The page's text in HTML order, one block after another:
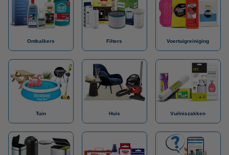
Ontkalkers Filters Voertuigreiniging
Tuin Huis Vuilniszakken